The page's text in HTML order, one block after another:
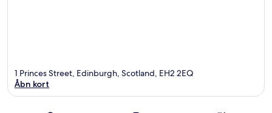
1 Princes Street, Edinburgh, Scotland, EH2 2EQ
Åbn kort